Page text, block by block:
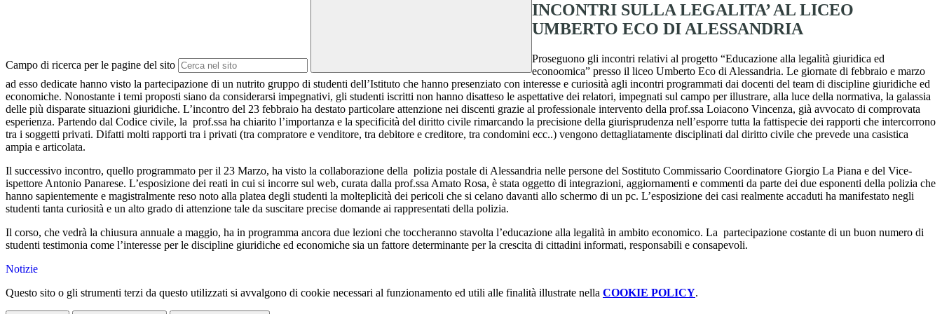
Campo di ricerca per le pagine del sito
INCONTRI SULLA LEGALITA’ AL LICEO
UMBERTO ECO DI ALESSANDRIA
Proseguono gli incontri relativi al progetto “Educazione alla legalità giuridica ed
econoomica” presso il liceo Umberto Eco di Alessandria. Le giornate di febbraio e marzo
ad esso dedicate hanno visto la partecipazione di un nutrito gruppo di studenti dell’Istituto che hanno presenziato con interesse e curiosità agli incontri programmati dai docenti del team di discipline giuridiche ed
economiche. Nonostante i temi proposti siano da considerarsi impegnativi, gli studenti iscritti non hanno disatteso le aspettative dei relatori, impegnati sul campo per illustrare, alla luce della normativa, la galassia
delle più disparate situazioni giuridiche. L’incontro del 23 febbraio ha destato particolare attenzione nei discenti grazie al professionale intervento della prof.ssa Loiacono Vincenza, già avvocato di comprovata
esperienza. Partendo dal Codice civile, la prof.ssa ha chiarito l’importanza e la specificità del diritto civile rimarcando la precisione della giurisprudenza nell’esporre tutta la fattispecie dei rapporti che intercorrono
tra i soggetti privati. Difatti molti rapporti tra i privati (tra compratore e venditore, tra debitore e creditore, tra condomini ecc..) vengono dettagliatamente disciplinati dal diritto civile che prevede una casistica
ampia e articolata.
Il successivo incontro, quello programmato per il 23 Marzo, ha visto la collaborazione della polizia postale di Alessandria nelle persone del Sostituto Commissario Coordinatore Giorgio La Piana e del Vice-
ispettore Antonio Panarese. L’esposizione dei reati in cui si incorre sul web, curata dalla prof.ssa Amato Rosa, è stata oggetto di integrazioni, aggiornamenti e commenti da parte dei due esponenti della polizia che
hanno sapientemente e magistralmente reso noto alla platea degli studenti la molteplicità dei pericoli che si celano davanti allo schermo di un pc. L’esposizione dei casi realmente accaduti ha manifestato negli
studenti tanta curiosità e un alto grado di attenzione tale da suscitare precise domande ai rappresentati della polizia.
Il corso, che vedrà la chiusura annuale a maggio, ha in programma ancora due lezioni che toccheranno stavolta l’educazione alla legalità in ambito economico. La partecipazione costante di un buon numero di
studenti testimonia come l’interesse per le discipline giuridiche ed economiche sia un fattore determinante per la crescita di cittadini informati, responsabili e consapevoli.
Notizie
Questo sito o gli strumenti terzi da questo utilizzati si avvalgono di cookie necessari al funzionamento ed utili alle finalità illustrate nella COOKIE POLICY.